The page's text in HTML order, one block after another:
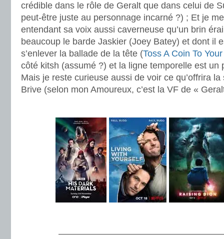
crédible dans le rôle de Geralt que dans celui de
peut-être juste au personnage incarné ?) ; Et je
entendant sa voix aussi caverneuse qu’un brin
beaucoup le barde Jaskier (Joey Batey) et dont il
s’enlever la ballade de la tête (Toss A Coin To
côté kitsh (assumé ?) et la ligne temporelle est un
Mais je reste curieuse aussi de voir ce qu’offrira
Brive (selon mon Amoureux, c’est la VF de «